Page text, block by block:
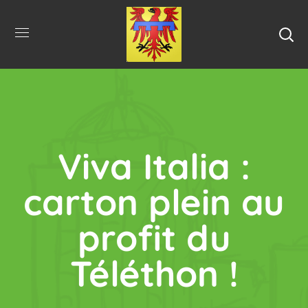
Viva Italia :
carton plein au
profit du
Téléthon !